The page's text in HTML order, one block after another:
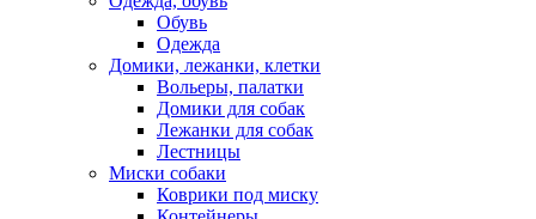
Обувь
Одежда
Домики, лежанки, клетки
Вольеры, палатки
Домики для собак
Лежанки для собак
Лестницы
Миски собаки
Коврики под миску